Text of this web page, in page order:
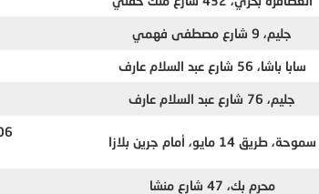
جليم، 9 شارع مصطفى فهمي
سابا باشا، 56 شارع عبد السلام عارف
جليم، 76 شارع عبد السلام عارف
سموحة، طريق 14 مايو، أمام جرين بلازا
محرم بك، 47 شارع منشا